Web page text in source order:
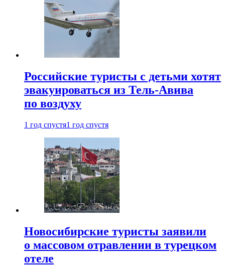
Российские туристы с детьми хотят
эвакуироваться из Тель-Авива
по воздуху
1 год спустя1 год спустя
Новосибирские туристы заявили
о массовом отравлении в турецком
отеле